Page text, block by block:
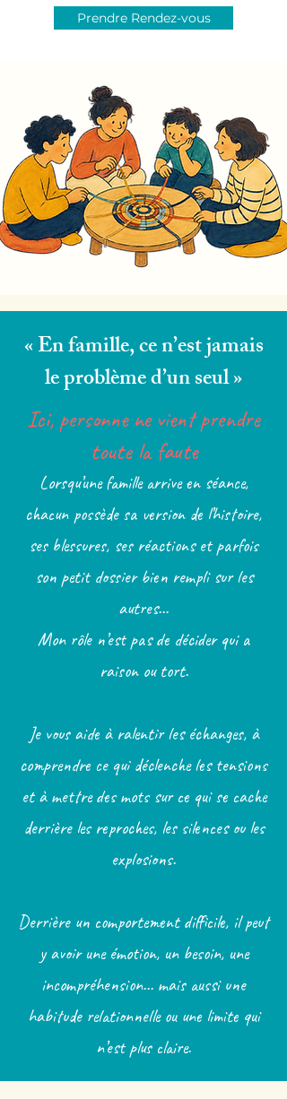
Prendre Rendez-vous
« En famille, ce n’est jamais
le problème d’un seul »
Ici, personne ne vient prendre
toute la faute
Lorsqu’une famille arrive en séance,
chacun possède sa version de l’histoire,
ses blessures, ses réactions et parfois
son petit dossier bien rempli sur les
autres…
Mon rôle n’est pas de décider qui a
raison ou tort.
Je vous aide à ralentir les échanges, à
comprendre ce qui déclenche les tensions
et à mettre des mots sur ce qui se cache
derrière les reproches, les silences ou les
explosions.
Derrière un comportement difficile, il peut
y avoir une émotion, un besoin, une
incompréhension… mais aussi une
habitude relationnelle ou une limite qui
n’est plus claire.